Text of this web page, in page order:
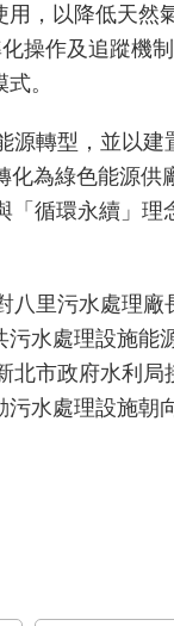
，以降低天然
操作及追蹤機
。
源轉型，並以建
為綠色能源供
「循環永續」理
八里污水處理廠
水處理設施能
北市政府水利局
水處理設施朝